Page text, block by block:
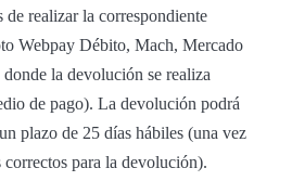
de realizar la correspondiente
Webpay Débito, Mach, Mercado
la devolución se realiza
de pago). La devolución podrá
plazo de 25 días hábiles (una vez
correctos para la devolución).